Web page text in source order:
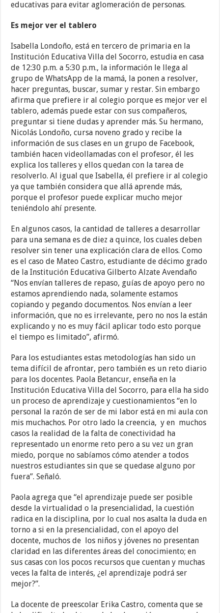
educativas para evitar aglomeración de personas.
Es mejor ver el tablero
Isabella Londoño, está en tercero de primaria en la
Institución Educativa Villa del Socorro, estudia en casa
de 12:30 p.m. a 5:30 p.m., la información le llega al
grupo de WhatsApp de la mamá, la ponen a resolver,
hacer preguntas, buscar, sumar y restar. Sin embargo
afirma que prefiere ir al colegio porque es mejor ver el
tablero, además puede estar con sus compañeros,
preguntar si tiene dudas y aprender más. Su hermano,
Nicolás Londoño, cursa noveno grado y recibe la
información de sus clases en un grupo de Facebook,
también hacen videollamadas con el profesor, él les
explica los talleres y ellos quedan con la tarea de
resolverlo. Al igual que Isabella, él prefiere ir al colegio
ya que también considera que allá aprende más,
porque el profesor puede explicar mucho mejor
teniéndolo ahí presente.
En algunos casos, la cantidad de talleres a desarrollar
para una semana es de diez a quince, los cuales deben
resolver sin tener una explicación clara de ellos. Como
es el caso de Mateo Castro, estudiante de décimo grado
de la Institución Educativa Gilberto Alzate Avendaño
“Nos envían talleres de repaso, guías de apoyo pero no
estamos aprendiendo nada, solamente estamos
copiando y pegando documentos. Nos envían a leer
información, que no es irrelevante, pero no nos la están
explicando y no es muy fácil aplicar todo esto porque
el tiempo es limitado”, afirmó.
Para los estudiantes estas metodologías han sido un
tema difícil de afrontar, pero también es un reto diario
para los docentes. Paola Betancur, enseña en la
Institución Educativa Villa del Socorro, para ella ha sido
un proceso de aprendizaje y cuestionamientos “en lo
personal la razón de ser de mi labor está en mi aula con
mis muchachos. Por otro lado la creencia, y en muchos
casos la realidad de la falta de conectividad ha
representado un enorme reto pero a su vez un gran
miedo, porque no sabíamos cómo atender a todos
nuestros estudiantes sin que se quedase alguno por
fuera”. Señaló.
Paola agrega que “el aprendizaje puede ser posible
desde la virtualidad o la presencialidad, la cuestión
radica en la disciplina, por lo cual nos asalta la duda en
torno a si en la presencialidad, con el apoyo del
docente, muchos de los niños y jóvenes no presentan
claridad en las diferentes áreas del conocimiento; en
sus casas con los pocos recursos que cuentan y muchas
veces la falta de interés, ¿el aprendizaje podrá ser
mejor?”.
La docente de preescolar Erika Castro, comenta que se